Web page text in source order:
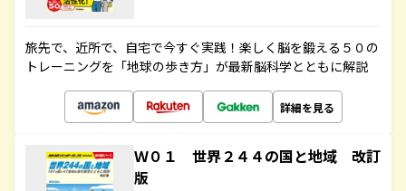
旅先で、近所で、自宅で今すぐ実践！楽しく脳を鍛える５０の
トレーニングを「地球の歩き方」が最新脳科学とともに解説
詳細を見る
Ｗ０１ 世界２４４の国と地域 改訂
版